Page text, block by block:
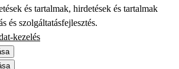
és tartalmak, hirdetések és tartalmak
és szolgáltatásfejlesztés.
kezelés